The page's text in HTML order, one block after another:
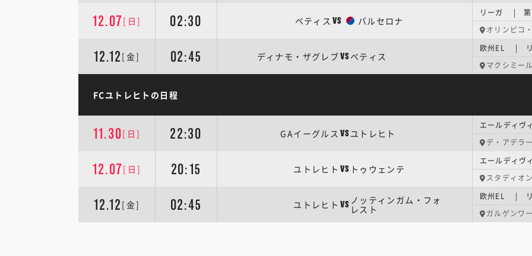
12.07[日] 02:30 ベティス VS バルセロナ
リーガ | 第
オリンピコ
12.12 [金] 02:45 ディナモ・ザグレブVS ベティス
欧州EL | リ
マクシミー
FCユトレヒトの日程
11.30[日] 22:30 GAイーグルス VS ユトレヒト
エールディ
デ・アデラ
12.07[日] 20:15 ユトレヒト VS トゥウェンテ
エールディ
スタディオ
12.12 [金] 02:45 ユトレヒト VS ノッティンガム・フォ
レスト
欧州EL | リ
ガルゲンワ